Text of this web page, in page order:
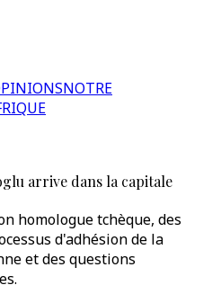
NOTRE
arrive dans la capitale
homologue tchèque, des
d'adhésion de la
et des questions